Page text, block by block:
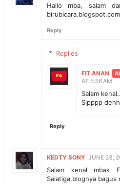
Hallo mba, salam
Reply
Replies
FIT ANAN
AT 5:56 AM
Salam
Sipppp
Reply
KEDTY SONY JUNE 23,
Salam kenal mbak
Salatiga,blognya bagus